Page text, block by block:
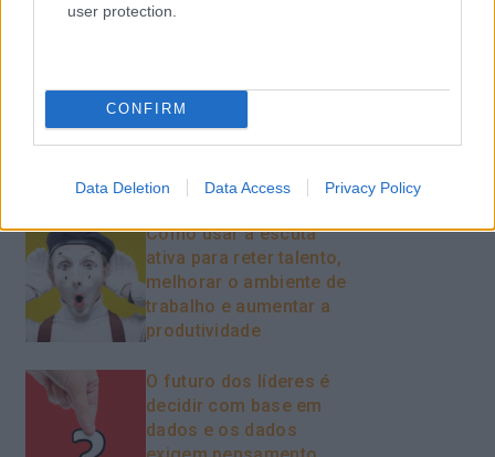
user protection.
CONFIRM
Data Deletion Data Access Privacy Policy
Feedback fora do
calendário
Como usar a escuta
ativa para reter talento,
melhorar o ambiente de
trabalho e aumentar a
produtividade
O futuro dos líderes é
decidir com base em
dados e os dados